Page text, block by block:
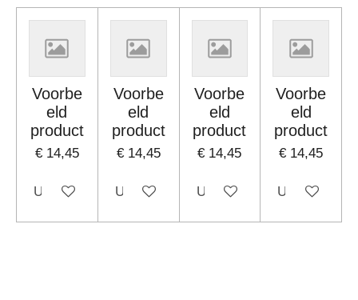
Voorbe
eld
product
€ 14,45
Uitgeschakeld
Voorbe
eld
product
€ 14,45
Uitgeschakeld
Voorbe
eld
product
€ 14,45
Uitgeschakeld
Voorbe
eld
product
€ 14,45